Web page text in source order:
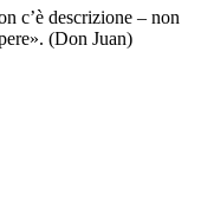
c’è descrizione – non
(Don Juan)